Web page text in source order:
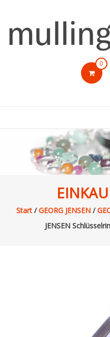
Inhalt
mullinger.de
preiswert!
0
Start/GEORG JENSEN/
JENSEN